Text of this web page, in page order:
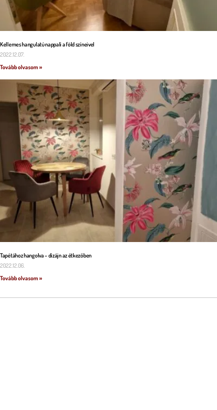
Kellemes hangulatú nappali a föld színeivel
2022.12.07.
Tovább olvasom »
Tapétához hangolva – dizájn az étkezőben
2022.12.06.
Tovább olvasom »